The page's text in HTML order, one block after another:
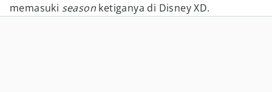
memasuki season ketiganya di Disney XD.